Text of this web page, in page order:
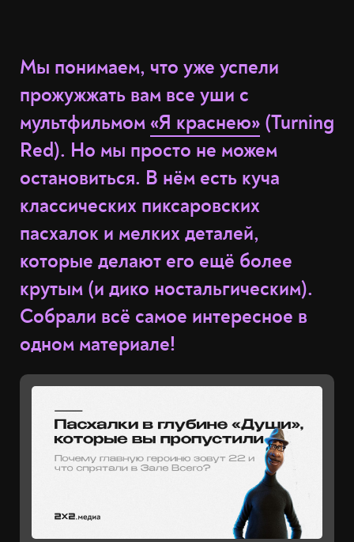
Мы понимаем, что уже успели
прожужжать вам все уши с
мультфильмом«Я краснею» (Turning
Red). Но мы просто не можем
остановиться. В нём есть куча
классических пиксаровских
пасхалок и мелких деталей,
которые делают его ещё более
крутым (и дико ностальгическим).
Собрали всё самое интересное в
одном материале!